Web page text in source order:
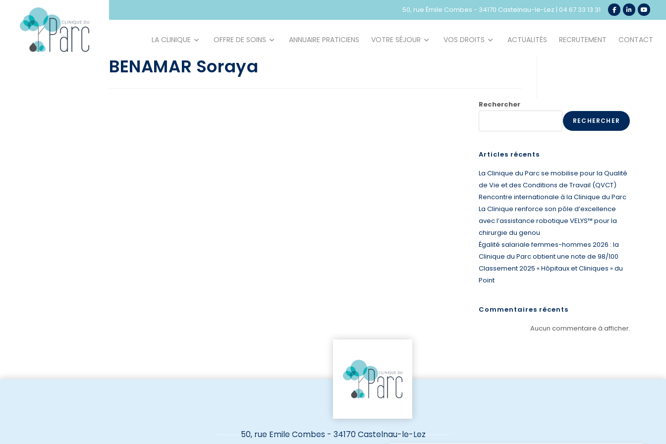
principal
50, rue Émile Combes - 34170 Castelnau-le-Lez | 04 67 33 13 31
LA CLINIQUE OFFRE DE SOINS ANNUAIRE PRATICIENS VOTRE SÉJOUR VOS DROITS ACTUALITÉS RECRUTEMENT CONTACT
BENAMAR Soraya
Rechercher
RECHERCHER
Articles récents
La Clinique du Parc se mobilise pour la Qualité
de Vie et des Conditions de Travail (QVCT)
Rencontre internationale à la Clinique du Parc
La Clinique renforce son pôle d’excellence
avec l’assistance robotique VELYS™ pour la
chirurgie du genou
Égalité salariale femmes-hommes 2026 : la
Clinique du Parc obtient une note de 98/100
Classement 2025 « Hôpitaux et Cliniques » du
Point
Commentaires récents
Aucun commentaire à afficher.
50, rue Emile Combes - 34170 Castelnau-le-Lez